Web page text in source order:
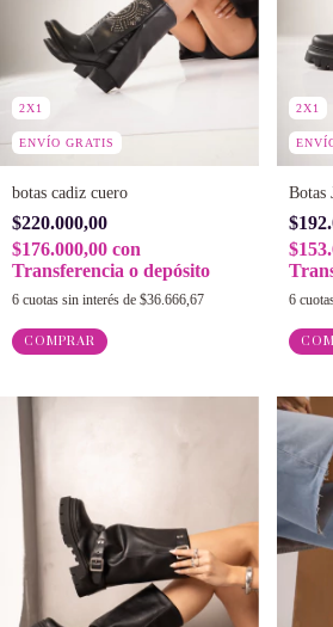
2X1
ENVÍO GRATIS
botas cadiz cuero
$220.000,00
$176.000,00 con
Transferencia o depósito
6 cuotas sin interés de $36.666,67
COMPRAR
2X1
Botas
6